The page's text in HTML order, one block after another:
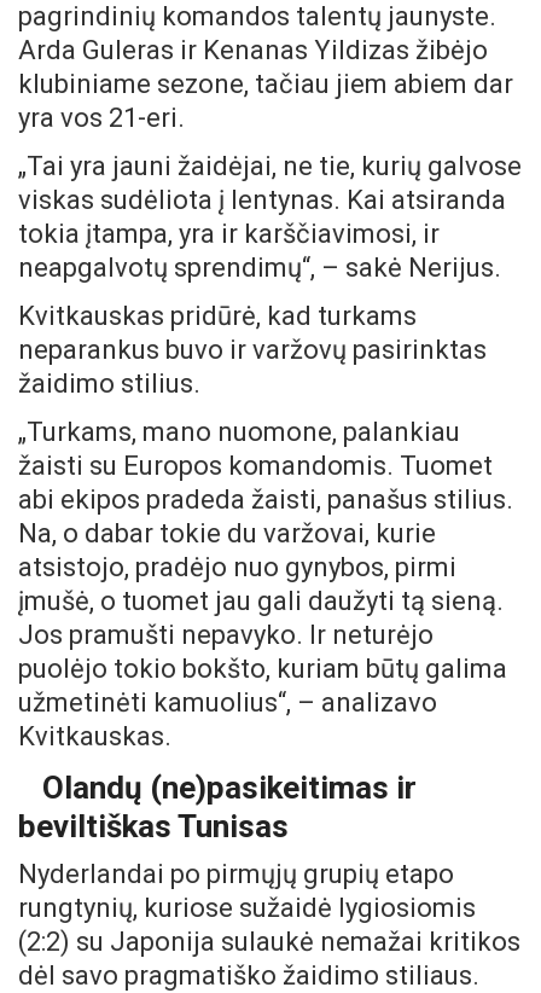
pagrindinių komandos talentų jaunyste.
Arda Guleras ir Kenanas Yildizas žibėjo
klubiniame sezone, tačiau jiem abiem dar
yra vos 21-eri.
„Tai yra jauni žaidėjai, ne tie, kurių galvose
viskas sudėliota į lentynas. Kai atsiranda
tokia įtampa, yra ir karščiavimosi, ir
neapgalvotų sprendimų“, – sakė Nerijus.
Kvitkauskas pridūrė, kad turkams
neparankus buvo ir varžovų pasirinktas
žaidimo stilius.
„Turkams, mano nuomone, palankiau
žaisti su Europos komandomis. Tuomet
abi ekipos pradeda žaisti, panašus stilius.
Na, o dabar tokie du varžovai, kurie
atsistojo, pradėjo nuo gynybos, pirmi
įmušė, o tuomet jau gali daužyti tą sieną.
Jos pramušti nepavyko. Ir neturėjo
puolėjo tokio bokšto, kuriam būtų galima
užmetinėti kamuolius“, – analizavo
Kvitkauskas.
Olandų (ne)pasikeitimas ir
beviltiškas Tunisas
Nyderlandai po pirmųjų grupių etapo
rungtynių, kuriose sužaidė lygiosiomis
(2:2) su Japonija sulaukė nemažai kritikos
dėl savo pragmatiško žaidimo stiliaus.